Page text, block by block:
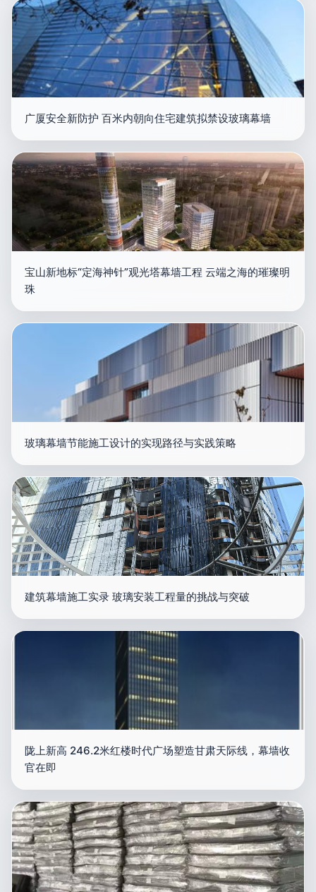
广厦安全新防护 百米内朝向住宅建筑拟禁设玻璃幕墙
宝山新地标“定海神针”观光塔幕墙工程 云端之海的璀璨明
珠
玻璃幕墙节能施工设计的实现路径与实践策略
建筑幕墙施工实录 玻璃安装工程量的挑战与突破
陇上新高 246.2米红楼时代广场塑造甘肃天际线，幕墙收
官在即